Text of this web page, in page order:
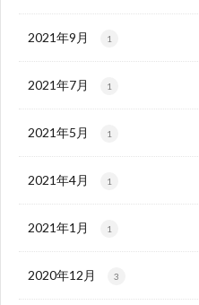
2021年9月 1
2021年7月 1
2021年5月 1
2021年4月 1
2021年1月 1
2020年12月 3